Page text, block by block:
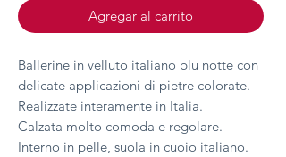
Agregar al carrito
Ballerine in velluto italiano blu notte con
delicate applicazioni di pietre colorate.
Realizzate interamente in Italia.
Calzata molto comoda e regolare.
Interno in pelle, suola in cuoio italiano.